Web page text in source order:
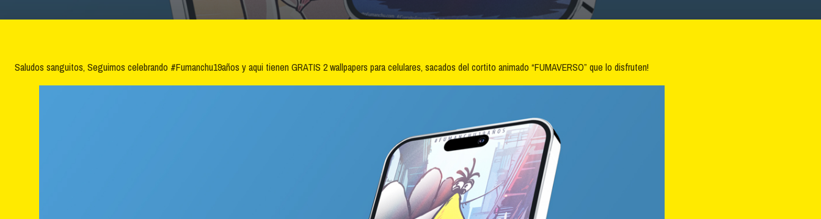
Saludos sanguitos, Seguimos celebrando #Fumanchu19años y aqui tienen GRATIS 2 wallpapers para celulares, sacados del cortito animado “FUMAVERSO” que lo disfruten!